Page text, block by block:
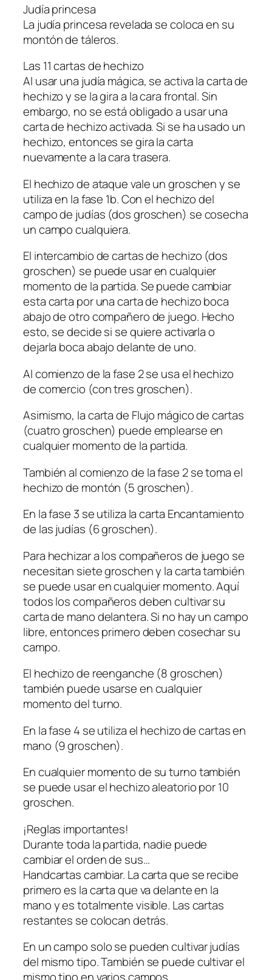
Judía princesa
La judía princesa revelada se coloca en su
montón de táleros.
Las 11 cartas de hechizo
Al usar una judía mágica, se activa la carta de
hechizo y se la gira a la cara frontal. Sin
embargo, no se está obligado a usar una
carta de hechizo activada. Si se ha usado un
hechizo, entonces se gira la carta
nuevamente a la cara trasera.
El hechizo de ataque vale un groschen y se
utiliza en la fase 1b. Con el hechizo del
campo de judías (dos groschen) se cosecha
un campo cualquiera.
El intercambio de cartas de hechizo (dos
groschen) se puede usar en cualquier
momento de la partida. Se puede cambiar
esta carta por una carta de hechizo boca
abajo de otro compañero de juego. Hecho
esto, se decide si se quiere activarla o
dejarla boca abajo delante de uno.
Al comienzo de la fase 2 se usa el hechizo
de comercio (con tres groschen).
Asimismo, la carta de Flujo mágico de cartas
(cuatro groschen) puede emplearse en
cualquier momento de la partida.
También al comienzo de la fase 2 se toma el
hechizo de montón (5 groschen).
En la fase 3 se utiliza la carta Encantamiento
de las judías (6 groschen).
Para hechizar a los compañeros de juego se
necesitan siete groschen y la carta también
se puede usar en cualquier momento. Aquí
todos los compañeros deben cultivar su
carta de mano delantera. Si no hay un campo
libre, entonces primero deben cosechar su
campo.
El hechizo de reenganche (8 groschen)
también puede usarse en cualquier
momento del turno.
En la fase 4 se utiliza el hechizo de cartas en
mano (9 groschen).
En cualquier momento de su turno también
se puede usar el hechizo aleatorio por 10
groschen.
¡Reglas importantes!
Durante toda la partida, nadie puede
cambiar el orden de sus…
Handcartas cambiar. La carta que se recibe
primero es la carta que va delante en la
mano y es totalmente visible. Las cartas
restantes se colocan detrás.
En un campo solo se pueden cultivar judías
del mismo tipo. También se puede cultivar el